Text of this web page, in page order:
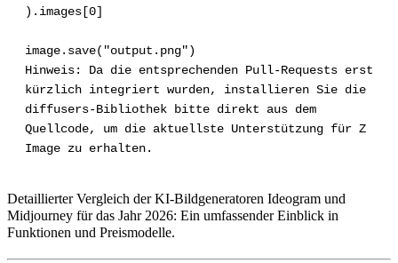
).images[0]
image.save("output.png")
Hinweis: Da die entsprechenden Pull-Requests erst
kürzlich integriert wurden, installieren Sie die
diffusers-Bibliothek bitte direkt aus dem
Quellcode, um die aktuellste Unterstützung für Z
Detaillierter Vergleich der KI-Bildgeneratoren Ideogram und
Midjourney für das Jahr 2026: Ein umfassender Einblick in
Funktionen und Preismodelle.